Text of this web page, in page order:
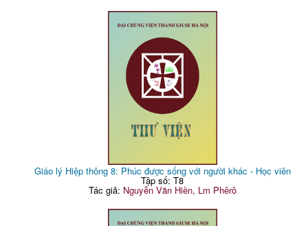
Giáo lý Hiệp thông 8: Phúc được sống với người khác - Học viên
Tập số: T8
Tác giả: Nguyễn Văn Hiền, Lm Phêrô